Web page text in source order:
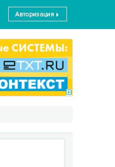
Авторизация